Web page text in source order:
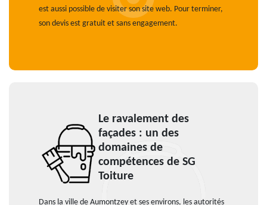
est aussi possible de visiter son site web. Pour terminer,
son devis est gratuit et sans engagement.
Le ravalement des
façades : un des
domaines de
compétences de SG
Toiture
Dans la ville de Aumontzey et ses environs, les autorités